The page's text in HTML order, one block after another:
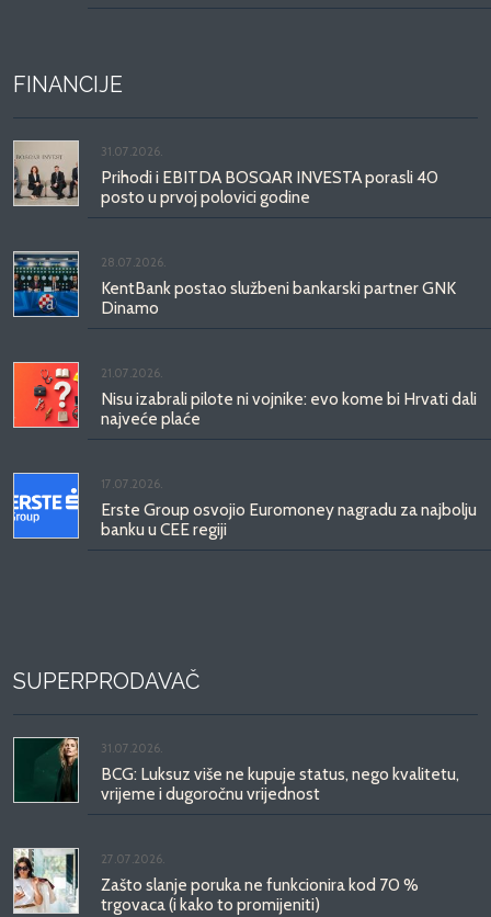
FINANCIJE
31.07.2026.
Prihodi i EBITDA BOSQAR INVESTA porasli 40
posto u prvoj polovici godine
28.07.2026.
KentBank postao službeni bankarski partner GNK
Dinamo
21.07.2026.
Nisu izabrali pilote ni vojnike: evo kome bi Hrvati dali
najveće plaće
17.07.2026.
Erste Group osvojio Euromoney nagradu za najbolju
banku u CEE regiji
SUPERPRODAVAČ
31.07.2026.
BCG: Luksuz više ne kupuje status, nego kvalitetu,
vrijeme i dugoročnu vrijednost
27.07.2026.
Zašto slanje poruka ne funkcionira kod 70 %
trgovaca (i kako to promijeniti)